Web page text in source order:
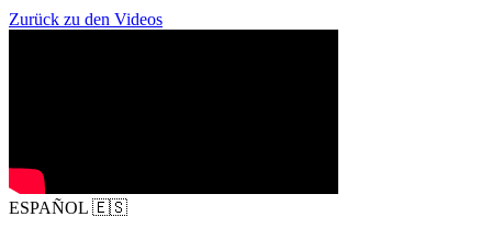
Zurück zu den Videos
ESPAÑOL 🇪🇸